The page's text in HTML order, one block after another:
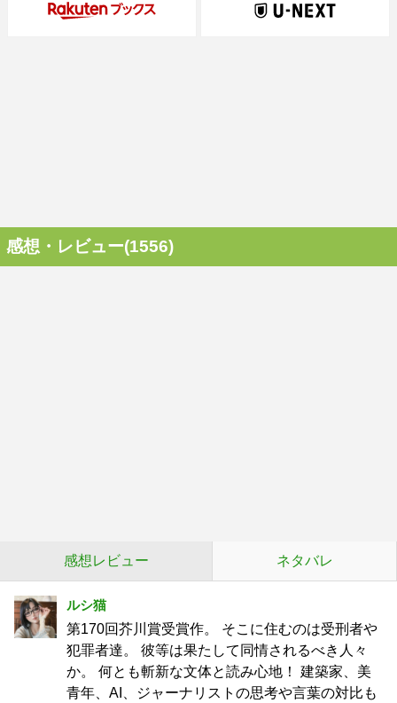
感想・レビュー(1556)
感想レビュー ネタバレ
ルシ猫
第170回芥川賞受賞作。 そこに住むのは受刑者や
犯罪者達。 彼等は果たして同情されるべき人々
か。 何とも斬新な文体と読み心地！ 建築家、美
青年、AI、ジャーナリストの思考や言葉の対比も